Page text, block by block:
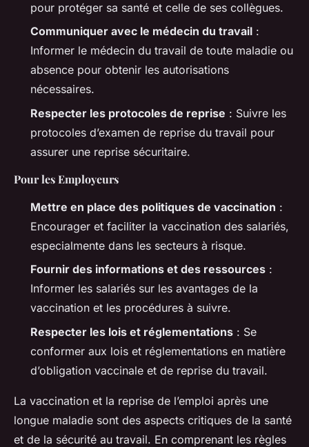
pour protéger sa santé et celle de ses collègues.
Communiquer avec le médecin du travail :
Informer le médecin du travail de toute maladie ou
absence pour obtenir les autorisations
nécessaires.
Respecter les protocoles de reprise : Suivre les
protocoles d’examen de reprise du travail pour
assurer une reprise sécuritaire.
Pour les Employeurs
Mettre en place des politiques de vaccination :
Encourager et faciliter la vaccination des salariés,
especialmente dans les secteurs à risque.
Fournir des informations et des ressources :
Informer les salariés sur les avantages de la
vaccination et les procédures à suivre.
Respecter les lois et réglementations : Se
conformer aux lois et réglementations en matière
d’obligation vaccinale et de reprise du travail.
La vaccination et la reprise de l’emploi après une
longue maladie sont des aspects critiques de la santé
et de la sécurité au travail. En comprenant les règles